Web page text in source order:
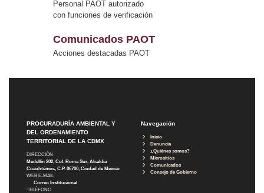
Personal PAOT autorizado
con funciones de verificación
Comunicados PAOT
Acciones destacadas PAOT
PROCURADURÍA AMBIENTAL Y
DEL ORDENAMIENTO
TERRITORIAL DE LA CDMX
DIRECCIÓN
Medellín 202, Col. Roma Sur, Alcaldía
Cuauhtémoc, C.P. 06700, Ciudad de México
WEB E-MAIL
Correo Institucional
TELÉFONO
Navegación
Inicio
Denuncia
¿Quiénes somos?
Micrositios
Comunicados
Consejo de Gobierno